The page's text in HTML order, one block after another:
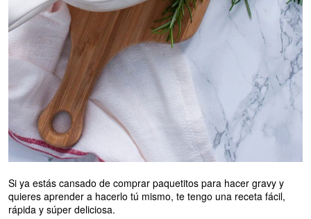
Si ya estás cansado de comprar paquetitos para hacer gravy y
quieres aprender a hacerlo tú mismo, te tengo una receta fácil,
rápida y súper deliciosa.